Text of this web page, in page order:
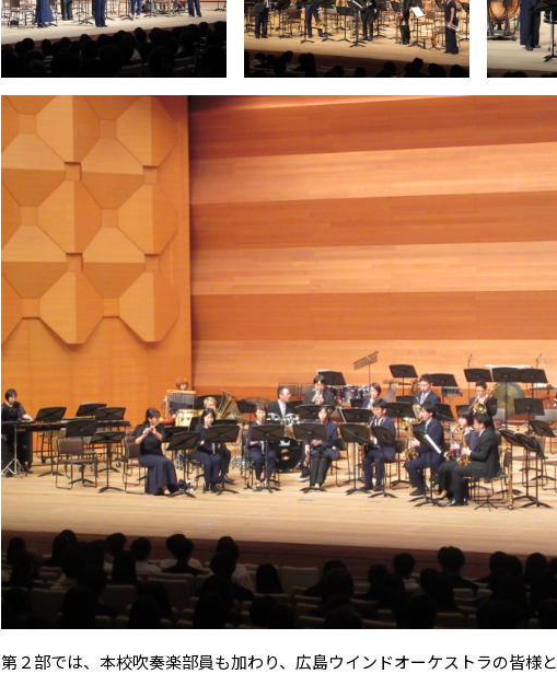
第２部では、本校吹奏楽部員も加わり、広島ウインドオーケストラの皆様